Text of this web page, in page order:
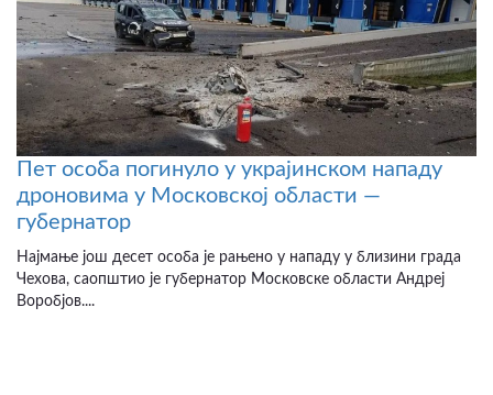
Пет особа погинуло у украјинском нападу
дроновима у Московској области —
губернатор
Најмање још десет особа је рањено у нападу у близини града
Чехова, саопштио је губернатор Московске области Андреј
Воробјов....